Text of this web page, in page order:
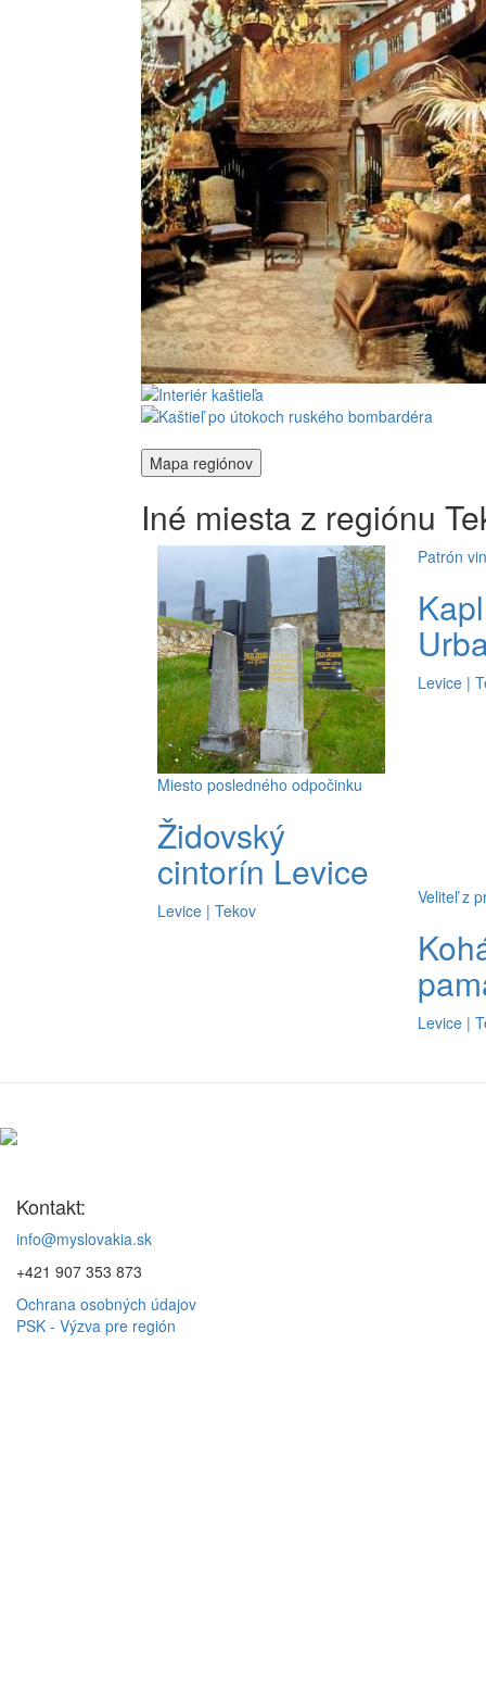
Mapa regiónov
Iné miesta z regiónu
Miesto posledného odpočinku
Židovský
cintorín Levice
Levice | Tekov
Patrón
Levice |
Veliteľ z
Levice |
Kontakt:
info@myslovakia.sk
+421 907 353 873
Ochrana osobných údajov
PSK - Výzva pre región